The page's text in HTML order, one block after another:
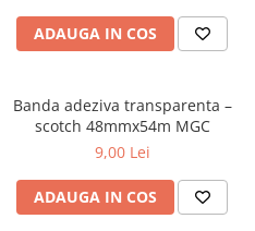
Gletiere profesionale
Mistrii drepte si pentru colturi
Instrumente pentru scris si trasat
Creioane si creta
Markere cu vopsea
Markere permanente
ADAUGA IN COS
Banda adeziva transparenta –
scotch 48mmx54m MGC
9,00 Lei
ADAUGA IN COS